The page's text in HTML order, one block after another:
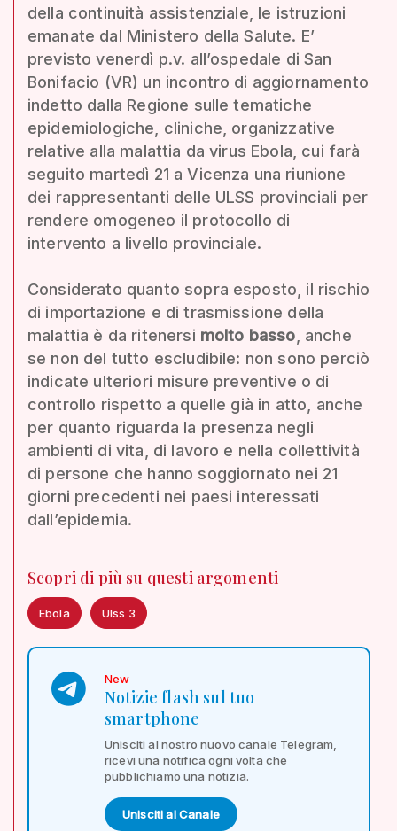
della continuità assistenziale, le istruzioni
emanate dal Ministero della Salute. E’
previsto venerdì p.v. all’ospedale di San
Bonifacio (VR) un incontro di aggiornamento
indetto dalla Regione sulle tematiche
epidemiologiche, cliniche, organizzative
relative alla malattia da virus Ebola, cui farà
seguito martedì 21 a Vicenza una riunione
dei rappresentanti delle ULSS provinciali per
rendere omogeneo il protocollo di
intervento a livello provinciale.
Considerato quanto sopra esposto, il rischio
di importazione e di trasmissione della
malattia è da ritenersi molto basso , anche
se non del tutto escludibile: non sono perciò
indicate ulteriori misure preventive o di
controllo rispetto a quelle già in atto, anche
per quanto riguarda la presenza negli
ambienti di vita, di lavoro e nella collettività
di persone che hanno soggiornato nei 21
giorni precedenti nei paesi interessati
dall’epidemia.
Scopri di più su questi argomenti
Ebola Ulss 3
New
Notizie flash sul tuo
smartphone
Unisciti al nostro nuovo canale Telegram,
ricevi una notifica ogni volta che
pubblichiamo una notizia.
Unisciti al Canale